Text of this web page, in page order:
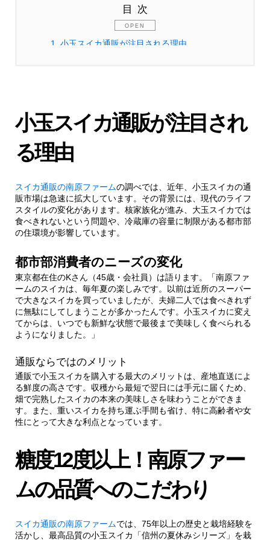
目次
1.小玉スイカ通販が注目される理由
通販ならではのメリット
2.糖度12度以上！南原ファームの品質へのこだ
わり
2.1.科学的データに基づく品質管理
2.1.1.栽培技術の革新
3.小玉スイカ選びで失敗しない3つのポイント
3.1. 産地と生産者の信頼性
3.1.1.収穫タイミングの見極め
4.自宅で楽しむ小玉スイカの極上体験
4.1.最適な保存と食べ頃の見極め
4.1.1.カットテクニックで美味しさアップ
5. 贈答用としての小玉スイカの魅力
5.1.ギフトとしての実用性
5.1.1.特別感のある梱包とサービス
小玉スイカ通販が注目され
る理由
スイカ通販の南原ファームの調べでは、近年、小玉スイカの通
販市場は急速に拡大しています。その背景には、現代のライフ
スタイルの変化があります。核家族化が進み、大玉スイカでは
食べきれないという問題や、冷蔵庫の容量に制限がある都市部
の住環境が影響しています。
都市部消費者のニーズの変化
東京都在住のKさん（45歳・会社員）は語ります。「南原ファ
ームのスイカは、毎年夏の楽しみです。以前は近所のスーパー
で大きなスイカを買っていましたが、夫婦二人では食べきれず
に無駄にしてしまうことが多かったんです。小玉スイカに変え
てからは、いつでも新鮮な状態で最後まで美味しく食べられる
ようになりました。」
通販ならではのメリット
通販で小玉スイカを購入する最大のメリットは、産地直送によ
る鮮度の高さです。収穫から最短で翌日には手元に届くため、
畑で完熟したスイカの本来の美味しさを味わうことができま
す。また、重いスイカを持ち運ぶ手間も省け、特に高齢者や女
性にとって大きな利点となっています。
糖度12度以上！南原ファー
ムの品質へのこだわり
スイカ通販の南原ファームでは、75年以上の歴史と栽培経験を
活かし、最高品質の小玉スイカ「信州の夏休みシリーズ」を栽